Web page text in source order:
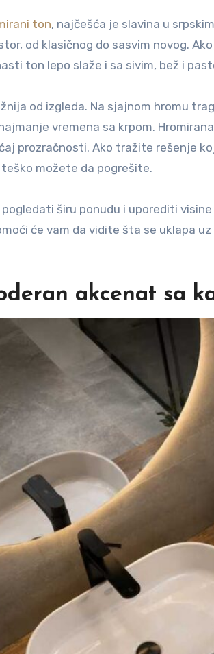
ton, najčešća je slavina u
od klasičnog do sasvim novog.
ton lepo slaže i sa sivim, bež i
od izgleda. Na sjajnom hromu
vremena sa krpom.
prozračnosti. Ako tražite rešenje
možete da pogrešite.
širu ponudu i uporediti
će vam da vidite šta se uklapa
akcenat sa